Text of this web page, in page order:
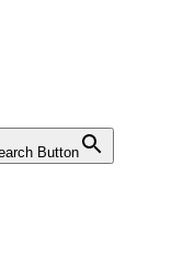
Button